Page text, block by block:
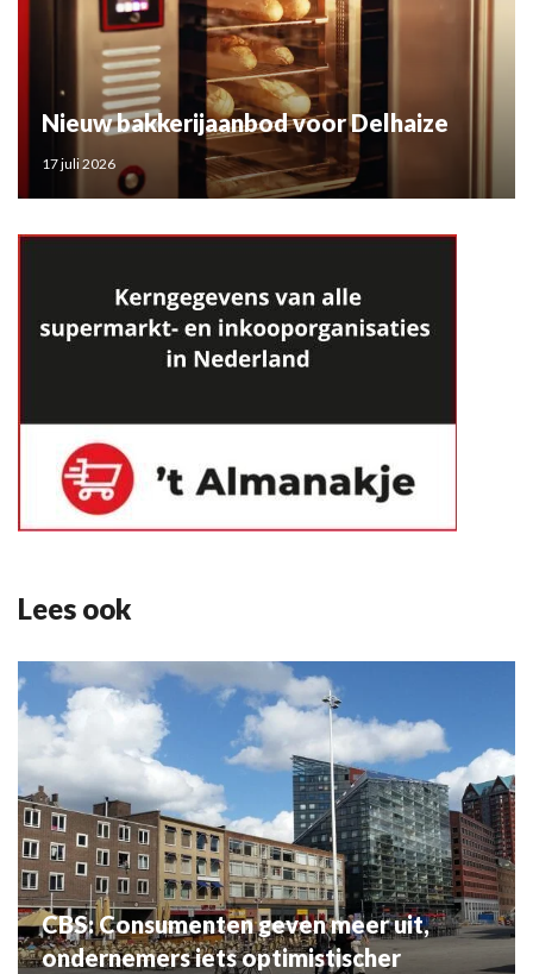
Nieuw bakkerijaanbod voor Delhaize
17 juli 2026
Lees ook
CBS: Consumenten geven meer uit,
ondernemers iets optimistischer